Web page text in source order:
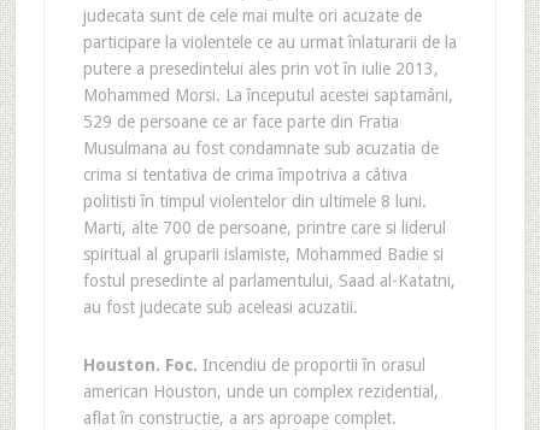
judecata sunt de cele mai multe ori acuzate de
participare la violentele ce au urmat înlaturarii de la
putere a presedintelui ales prin vot în iulie 2013,
Mohammed Morsi. La începutul acestei saptamâni,
529 de persoane ce ar face parte din Fratia
Musulmana au fost condamnate sub acuzatia de
crima si tentativa de crima împotriva a câtiva
politisti în timpul violentelor din ultimele 8 luni.
Marti, alte 700 de persoane, printre care si liderul
spiritual al gruparii islamiste, Mohammed Badie si
fostul presedinte al parlamentului, Saad al-Katatni,
au fost judecate sub aceleasi acuzatii.
Houston. Foc. Incendiu de proportii în orasul
american Houston, unde un complex rezidential,
aflat în constructie, a ars aproape complet.